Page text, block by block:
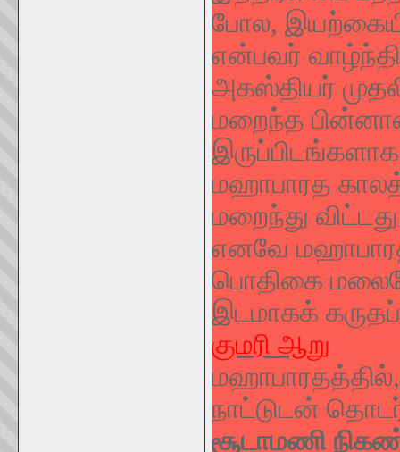
போல,
என்பவர்
அகஸ்தியர்
மறைந்த
மஹாபாரத
மறைந்து
எனவே
பொதிகை
இடமாகக்
குமரி ஆறு
நாட்டுடன்
சூடாமணி